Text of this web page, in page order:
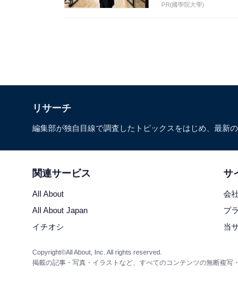
PR(國學院大學)
リサーチ
編集部が独自目線で調査したトピックスをはじめ、最新
関連サービス
All About
All About Japan
イチオシ
サ
会
プ
当
Copyright©All About, Inc. All rights reserved.
掲載の記事・写真・イラストなど、すべてのコンテンツの無断複写